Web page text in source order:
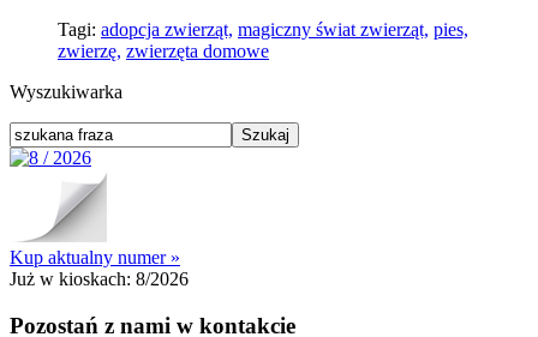
Tagi: adopcja zwierząt, magiczny świat zwierząt, pies,
zwierzę, zwierzęta domowe
Wyszukiwarka
Kup aktualny numer »
Już w kioskach: 8/2026
Pozostań z nami w kontakcie